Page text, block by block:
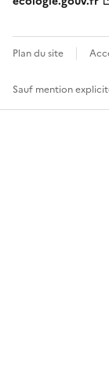
Plan du site
Sauf mention